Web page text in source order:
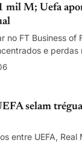
mil M; Uefa
no FT Business of
e
privilegia
selam
entre UEFA, Real